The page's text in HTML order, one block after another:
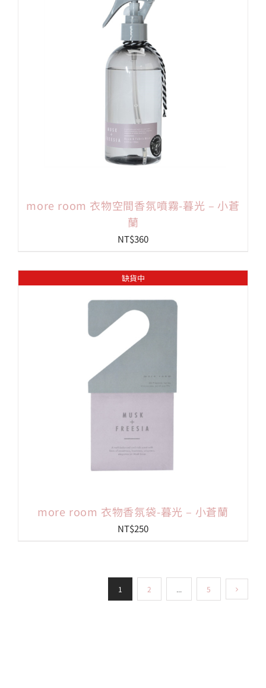
more room 衣物空間香氛噴霧-暮光 – 小蒼
蘭
NT$360
缺貨中
more room 衣物香氛袋-暮光 – 小蒼蘭
NT$250
1 2 ... 5